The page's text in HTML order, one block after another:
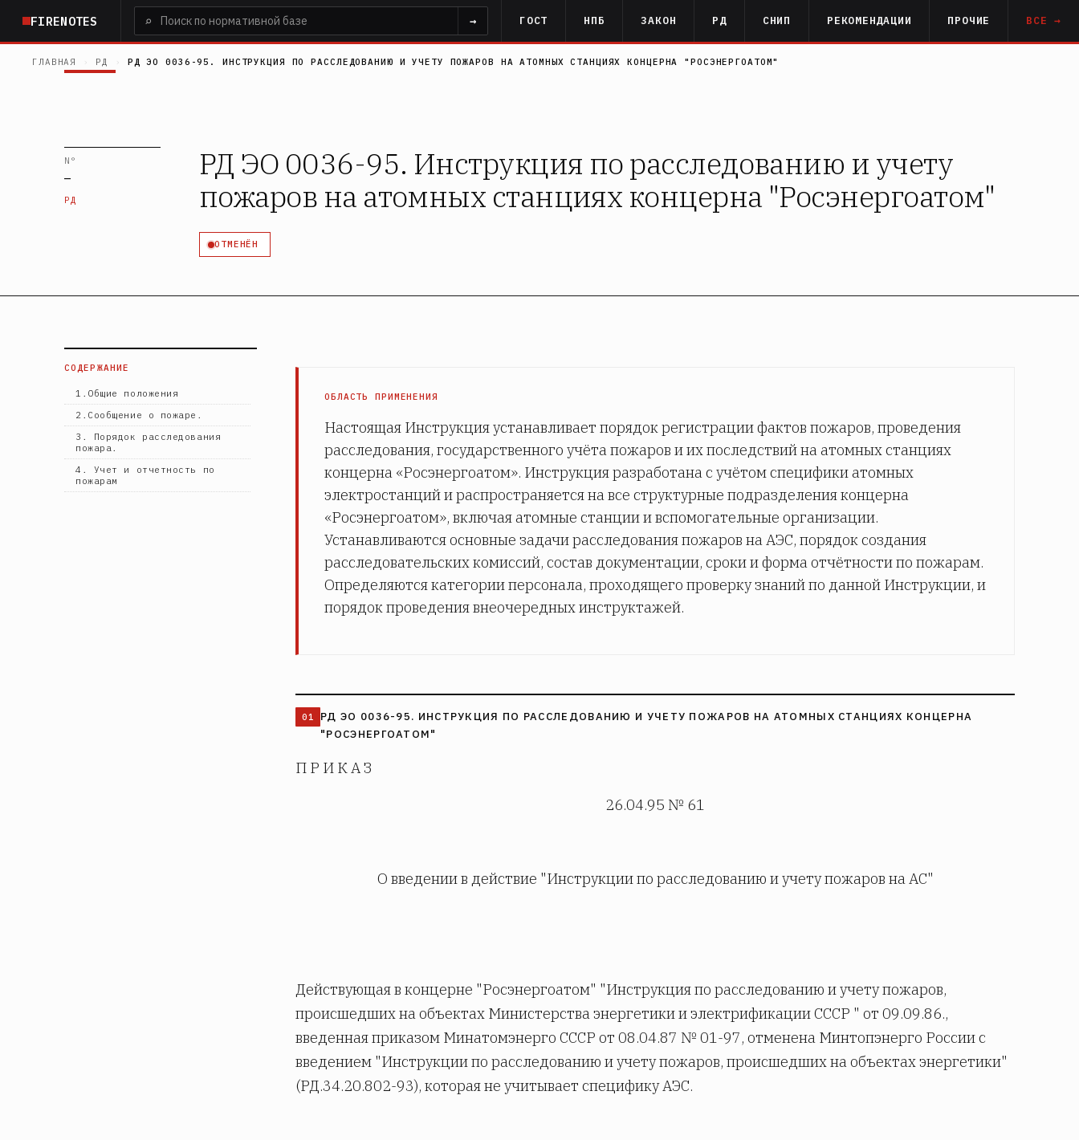
основному
содержанию
FIRENOTES ⌕ → ГОСТ НПБ ЗАКОН РД СНИП РЕКОМЕНДАЦИИ ПРОЧИЕ ВСЕ →
ГЛАВНАЯ РД РД ЭО 0036-95. ИНСТРУКЦИЯ ПО РАССЛЕДОВАНИЮ И УЧЕТУ ПОЖАРОВ НА АТОМНЫХ СТАНЦИЯХ КОНЦЕРНА "РОСЭНЕРГОАТОМ"
N°
—
РД
РД ЭО 0036-95. Инструкция по расследованию и учету
пожаров на атомных станциях концерна "Росэнергоатом"
ОТМЕНЁН
СОДЕРЖАНИЕ
1.Общие положения
2.Сообщение о пожаре.
3. Порядок расследования
пожара.
4. Учет и отчетность по
пожарам
ОБЛАСТЬ ПРИМЕНЕНИЯ
Настоящая Инструкция устанавливает порядок регистрации фактов пожаров, проведения
расследования, государственного учёта пожаров и их последствий на атомных станциях
концерна «Росэнергоатом». Инструкция разработана с учётом специфики атомных
электростанций и распространяется на все структурные подразделения концерна
«Росэнергоатом», включая атомные станции и вспомогательные организации.
Устанавливаются основные задачи расследования пожаров на АЭС, порядок создания
расследовательских комиссий, состав документации, сроки и форма отчётности по пожарам.
Определяются категории персонала, проходящего проверку знаний по данной Инструкции, и
порядок проведения внеочередных инструктажей.
РД ЭО 0036-95. ИНСТРУКЦИЯ ПО РАССЛЕДОВАНИЮ И УЧЕТУ ПОЖАРОВ НА АТОМНЫХ СТАНЦИЯХ КОНЦЕРНА
"РОСЭНЕРГОАТОМ"
П Р И К А З
26.04.95 № 61
О введении в действие "Инструкции по расследованию и учету пожаров на АС"
Действующая в концерне "Росэнергоатом" "Инструкция по расследованию и учету пожаров,
происшедших на объектах Министерства энергетики и электрификации СССР " от 09.09.86.,
введенная приказом Минатомэнерго СССР от 08.04.87 № 01-97, отменена Минтопэнерго России с
введением "Инструкции по расследованию и учету пожаров, происшедших на объектах энергетики"
(РД.34.20.802-93), которая не учитывает специфику АЭС.